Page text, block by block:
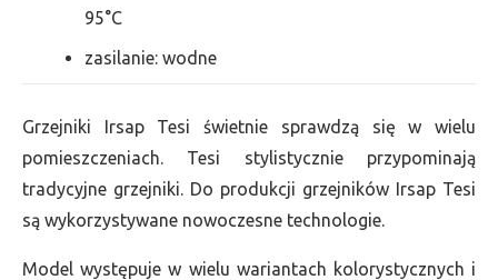
95°C
zasilanie: wodne
Grzejniki Irsap Tesi świetnie sprawdzą się w wielu
pomieszczeniach. Tesi stylistycznie przypominają
tradycyjne grzejniki. Do produkcji grzejników Irsap Tesi
są wykorzystywane nowoczesne technologie.
Model występuje w wielu wariantach kolorystycznych i